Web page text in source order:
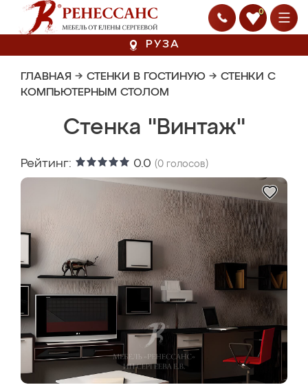
0
РУЗА
ГЛАВНАЯ → СТЕНКИ В ГОСТИНУЮ → СТЕНКИ С
КОМПЬЮТЕРНЫМ СТОЛОМ
Стенка "Винтаж"
Рейтинг: 0.0 (0 голосов)